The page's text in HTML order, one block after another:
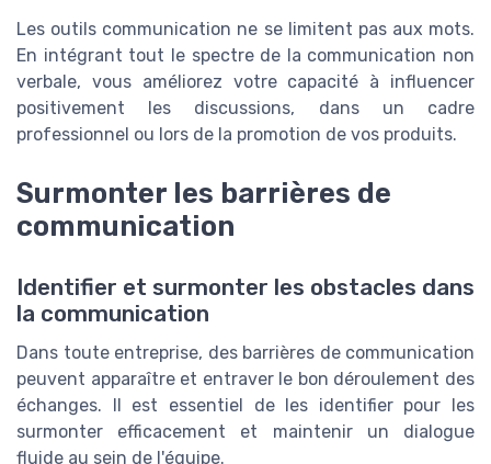
Les outils communication ne se limitent pas aux mots.
En intégrant tout le spectre de la communication non
verbale, vous améliorez votre capacité à influencer
positivement les discussions, dans un cadre
professionnel ou lors de la promotion de vos produits.
Surmonter les barrières de
communication
Identifier et surmonter les obstacles dans
la communication
Dans toute entreprise, des barrières de communication
peuvent apparaître et entraver le bon déroulement des
échanges. Il est essentiel de les identifier pour les
surmonter efficacement et maintenir un dialogue
fluide au sein de l'équipe.